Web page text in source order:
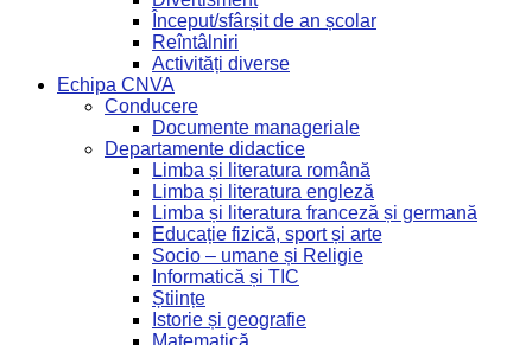
Început/sfârșit de an școlar
Reîntâlniri
Activități diverse
Echipa CNVA
Conducere
Documente manageriale
Departamente didactice
Limba și literatura română
Limba și literatura engleză
Limba și literatura franceză și germană
Educație fizică, sport și arte
Socio – umane și Religie
Informatică și TIC
Științe
Istorie și geografie
Matematică